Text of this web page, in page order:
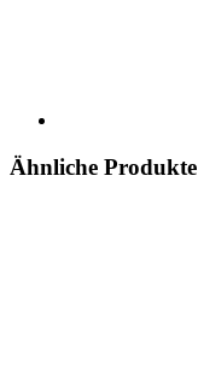
Ähnliche Produkte